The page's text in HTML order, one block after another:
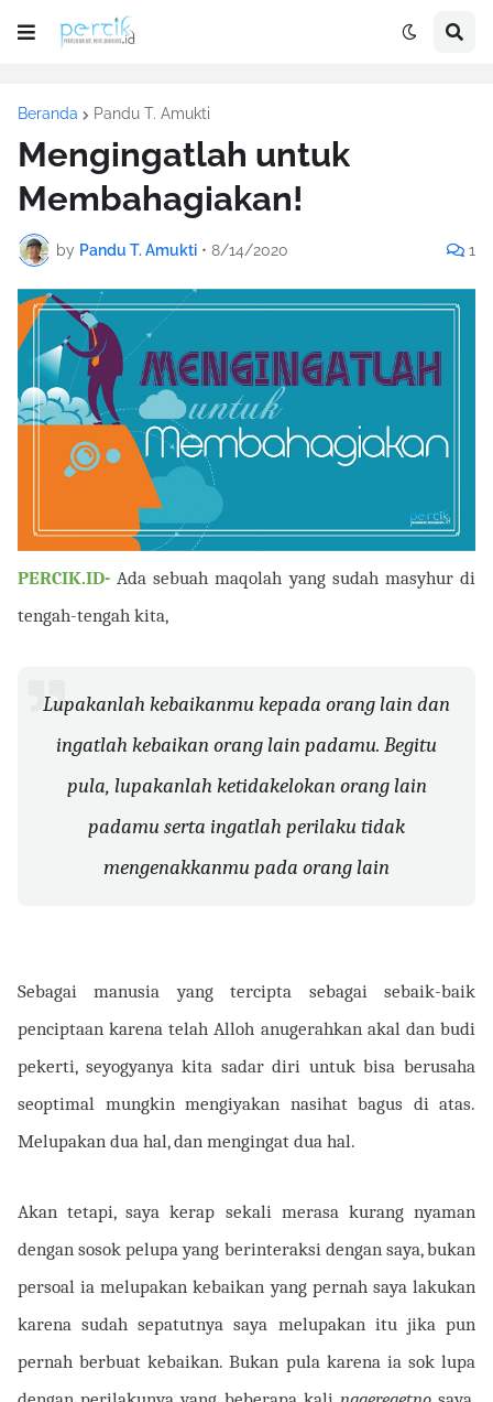
Beranda Pandu T. Amukti
Mengingatlah untuk
Membahagiakan!
by Pandu T. Amukti • 8/14/2020 1
PERCIK.ID- Ada sebuah maqolah yang sudah masyhur di
tengah-tengah kita,
Lupakanlah kebaikanmu kepada orang lain dan
ingatlah kebaikan orang lain padamu. Begitu
pula, lupakanlah ketidakelokan orang lain
padamu serta ingatlah perilaku tidak
mengenakkanmu pada orang lain
Sebagai manusia yang tercipta sebagai sebaik-baik
penciptaan karena telah Alloh anugerahkan akal dan budi
pekerti, seyogyanya kita sadar diri untuk bisa berusaha
seoptimal mungkin mengiyakan nasihat bagus di atas.
Melupakan dua hal, dan mengingat dua hal.
Akan tetapi, saya kerap sekali merasa kurang nyaman
dengan sosok pelupa yang berinteraksi dengan saya, bukan
persoal ia melupakan kebaikan yang pernah saya lakukan
karena sudah sepatutnya saya melupakan itu jika pun
pernah berbuat kebaikan. Bukan pula karena ia sok lupa